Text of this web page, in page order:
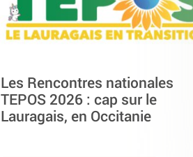
Les Rencontres nationales
TEPOS 2026 : cap sur le
Lauragais, en Occitanie